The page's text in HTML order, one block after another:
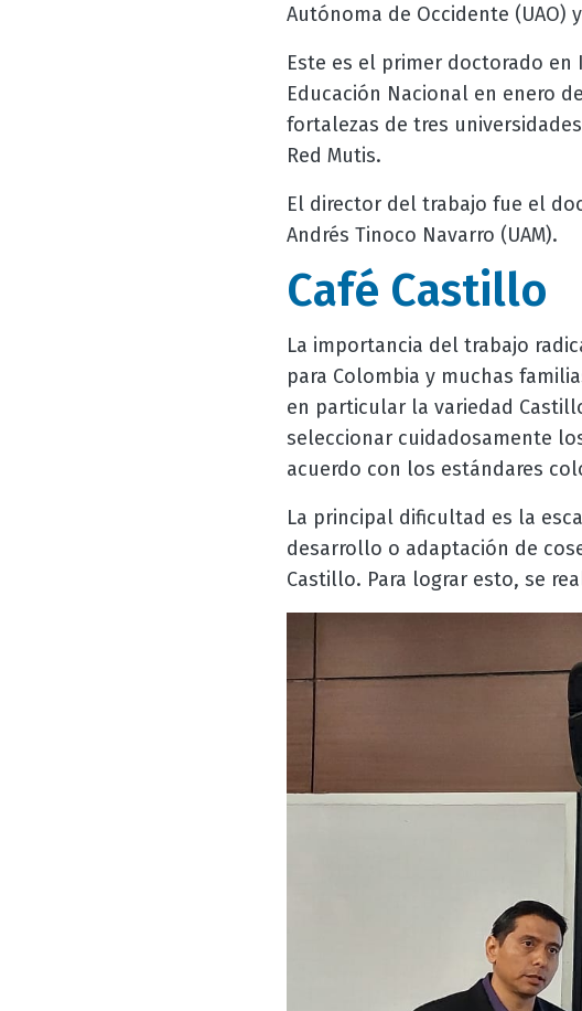
Autónoma de Occidente (UAO)
Este es el primer doctorado
Educación Nacional en enero
fortalezas de tres
Red Mutis.
El director del trabajo fue el
Andrés Tinoco Navarro (UAM).
Café Castillo
La importancia del trabajo
para Colombia y muchas
en particular la variedad
seleccionar cuidadosamente
acuerdo con los estándares
La principal dificultad es la
desarrollo o adaptación de
Castillo. Para lograr esto, se